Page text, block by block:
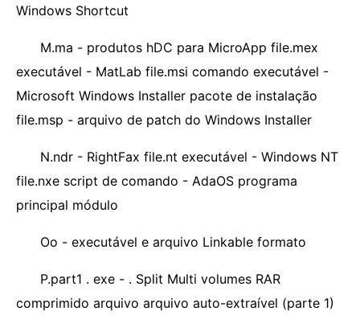
Windows Shortcut
M.ma - produtos hDC para MicroApp file.mex
executável - MatLab file.msi comando executável -
Microsoft Windows Installer pacote de instalação
file.msp - arquivo de patch do Windows Installer
N.ndr - RightFax file.nt executável - Windows NT
file.nxe script de comando - AdaOS programa
principal módulo
Oo - executável e arquivo Linkable formato
P.part1 . exe - . Split Multi volumes RAR
comprimido arquivo arquivo auto-extraível (parte 1)